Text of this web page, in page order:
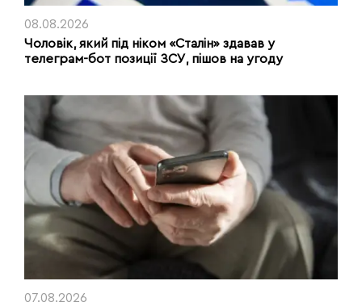
08.08.2026
Чоловік, який під ніком «Сталін» здавав у
телеграм-бот позиції ЗСУ, пішов на угоду
07.08.2026